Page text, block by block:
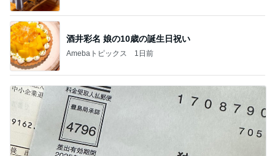
酒井彩名 娘の10歳の誕生日祝い
Amebaトピックス 1日前